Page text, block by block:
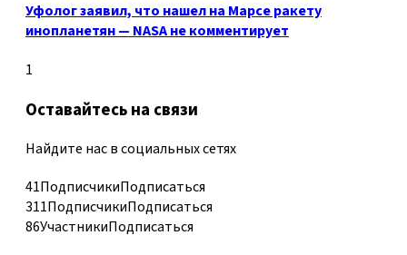
Уфолог заявил, что нашел на Марсе ракету
инопланетян — NASA не комментирует
1
Оставайтесь на связи
Найдите нас в социальных сетях
41ПодписчикиПодписаться
311ПодписчикиПодписаться
86УчастникиПодписаться